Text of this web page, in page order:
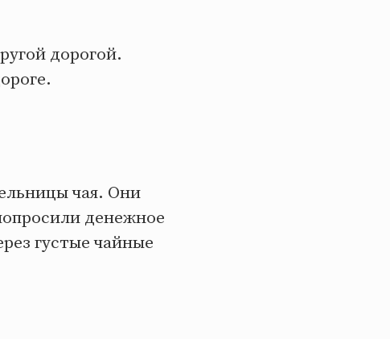
дорогой.
чая. Они
денежное
густые чайные